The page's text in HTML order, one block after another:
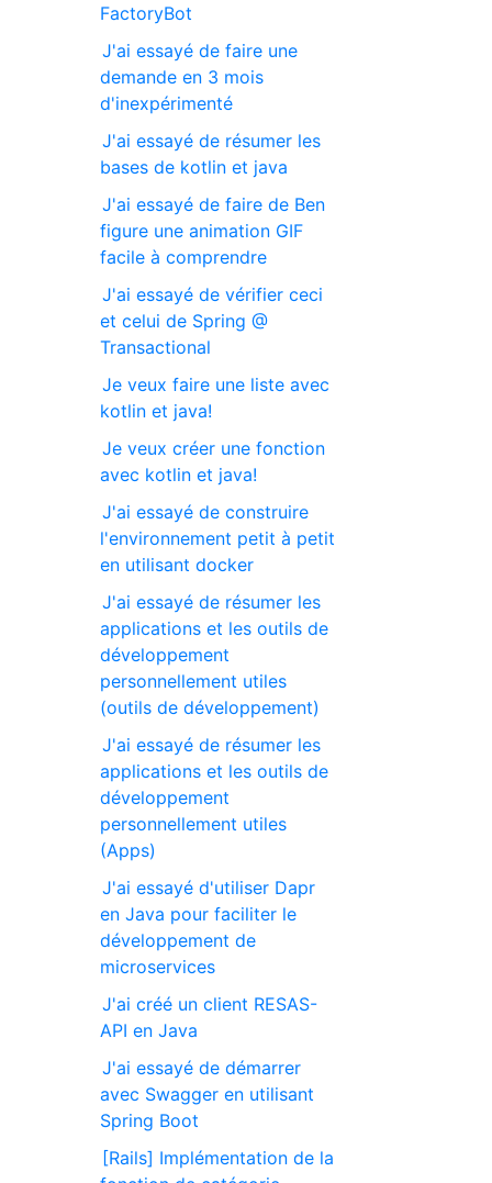
FactoryBot
J'ai essayé de faire une
demande en 3 mois
d'inexpérimenté
J'ai essayé de résumer les
bases de kotlin et java
J'ai essayé de faire de Ben
figure une animation GIF
facile à comprendre
J'ai essayé de vérifier ceci
et celui de Spring @
Transactional
Je veux faire une liste avec
kotlin et java!
Je veux créer une fonction
avec kotlin et java!
J'ai essayé de construire
l'environnement petit à petit
en utilisant docker
J'ai essayé de résumer les
applications et les outils de
développement
personnellement utiles
(outils de développement)
J'ai essayé de résumer les
applications et les outils de
développement
personnellement utiles
(Apps)
J'ai essayé d'utiliser Dapr
en Java pour faciliter le
développement de
microservices
J'ai créé un client RESAS-
API en Java
J'ai essayé de démarrer
avec Swagger en utilisant
Spring Boot
[Rails] Implémentation de la